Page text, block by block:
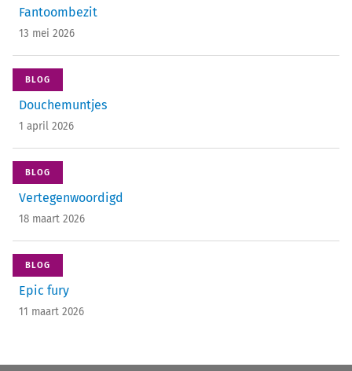
Fantoombezit
13 mei 2026
BLOG
Douchemuntjes
1 april 2026
BLOG
Vertegenwoordigd
18 maart 2026
BLOG
Epic fury
11 maart 2026